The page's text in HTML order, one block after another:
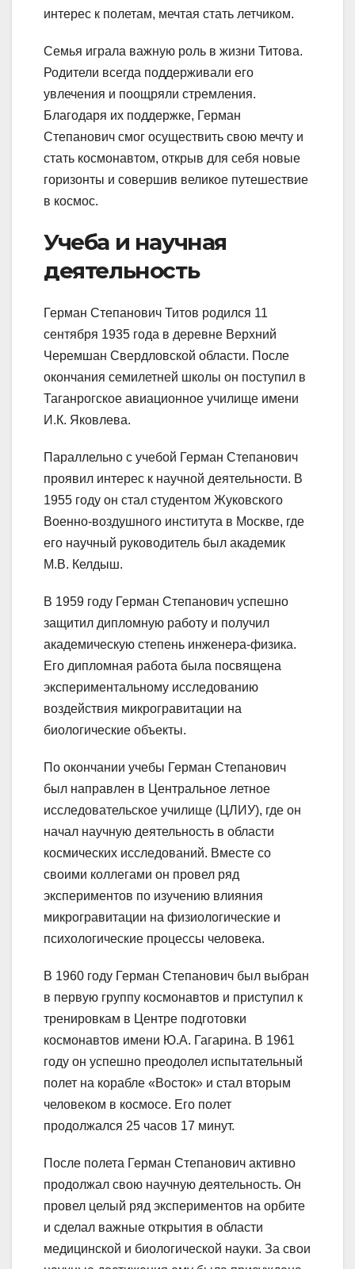
интерес к полетам, мечтая стать летчиком.
Семья играла важную роль в жизни Титова.
Родители всегда поддерживали его
увлечения и поощряли стремления.
Благодаря их поддержке, Герман
Степанович смог осуществить свою мечту и
стать космонавтом, открыв для себя новые
горизонты и совершив великое путешествие
в космос.
Учеба и научная
деятельность
Герман Степанович Титов родился 11
сентября 1935 года в деревне Верхний
Черемшан Свердловской области. После
окончания семилетней школы он поступил в
Таганрогское авиационное училище имени
И.К. Яковлева.
Параллельно с учебой Герман Степанович
проявил интерес к научной деятельности. В
1955 году он стал студентом Жуковского
Военно-воздушного института в Москве, где
его научный руководитель был академик
М.В. Келдыш.
В 1959 году Герман Степанович успешно
защитил дипломную работу и получил
академическую степень инженера-физика.
Его дипломная работа была посвящена
экспериментальному исследованию
воздействия микрогравитации на
биологические объекты.
По окончании учебы Герман Степанович
был направлен в Центральное летное
исследовательское училище (ЦЛИУ), где он
начал научную деятельность в области
космических исследований. Вместе со
своими коллегами он провел ряд
экспериментов по изучению влияния
микрогравитации на физиологические и
психологические процессы человека.
В 1960 году Герман Степанович был выбран
в первую группу космонавтов и приступил к
тренировкам в Центре подготовки
космонавтов имени Ю.А. Гагарина. В 1961
году он успешно преодолел испытательный
полет на корабле «Восток» и стал вторым
человеком в космосе. Его полет
продолжался 25 часов 17 минут.
После полета Герман Степанович активно
продолжал свою научную деятельность. Он
провел целый ряд экспериментов на орбите
и сделал важные открытия в области
медицинской и биологической науки. За свои